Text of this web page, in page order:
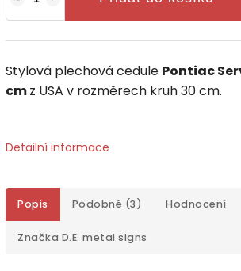
Stylová plechová cedule Pontiac
cmz USA v rozměrech kruh 30 cm.
Detailní informace
Popis Podobné (3) Hodnocení
Značka D.E. metal signs